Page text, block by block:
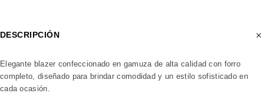
DESCRIPCIÓN
Elegante blazer confeccionado en gamuza de alta calidad con forro
completo, diseñado para brindar comodidad y un estilo sofisticado en
cada ocasión.